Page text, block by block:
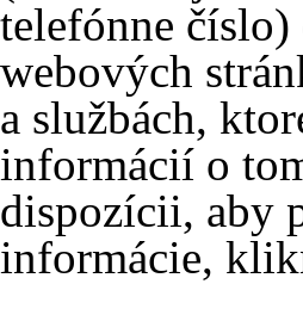
telefónne číslo)
webových
a službách,
informácií o
dispozícii, aby
informácie,